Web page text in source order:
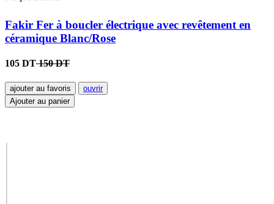
Fakir Fer à boucler électrique avec revêtement en
céramique Blanc/Rose
105 DT150 DT
ajouter au favoris
ouvrir
Ajouter au panier